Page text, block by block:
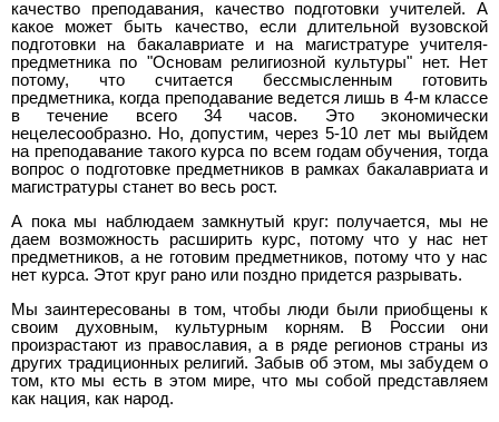
качество преподавания, качество подготовки учителей. А
какое может быть качество, если длительной вузовской
подготовки на бакалавриате и на магистратуре учителя-
предметника по "Основам религиозной культуры" нет. Нет
потому, что считается бессмысленным готовить
предметника, когда преподавание ведется лишь в 4-м классе
в течение всего 34 часов. Это экономически
нецелесообразно. Но, допустим, через 5-10 лет мы выйдем
на преподавание такого курса по всем годам обучения, тогда
вопрос о подготовке предметников в рамках бакалавриата и
магистратуры станет во весь рост.
А пока мы наблюдаем замкнутый круг: получается, мы не
даем возможность расширить курс, потому что у нас нет
предметников, а не готовим предметников, потому что у нас
нет курса. Этот круг рано или поздно придется разрывать.
Мы заинтересованы в том, чтобы люди были приобщены к
своим духовным, культурным корням. В России они
произрастают из православия, а в ряде регионов страны из
других традиционных религий. Забыв об этом, мы забудем о
том, кто мы есть в этом мире, что мы собой представляем
как нация, как народ.